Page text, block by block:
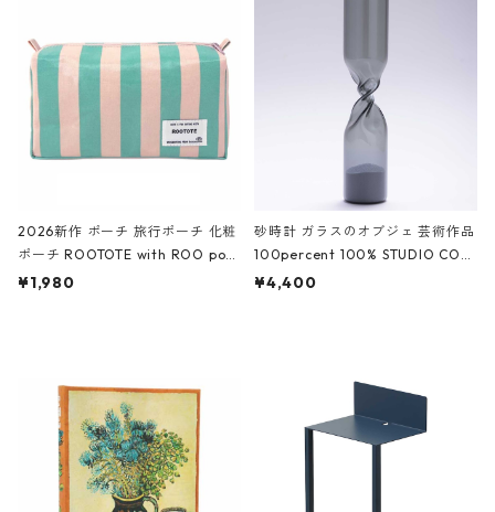
ーガンディー、オフホワイト
2026新作 ポーチ 旅行ポーチ 化粧
ポーチ ROOTOTE with ROO pou
ch 3532 ルートート WR.ポーチ.ラ
¥1,980
砂時計 ガラスのオブジェ 芸術作品
100percent 100% STUDIO COH
AKU Timeless 100パーセント ス
¥4,400